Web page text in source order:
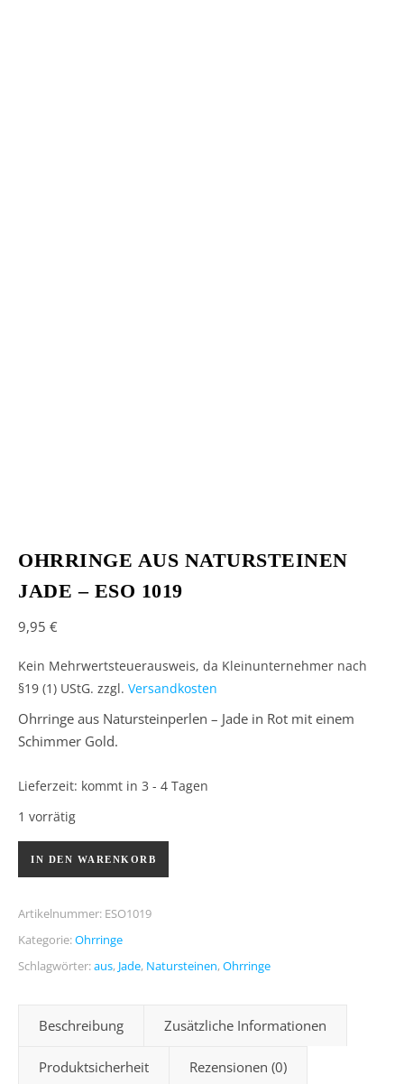
OHRRINGE AUS NATURSTEINEN
JADE – ESO 1019
9,95 €
Kein Mehrwertsteuerausweis, da Kleinunternehmer nach
§19 (1) UStG. zzgl. Versandkosten
Ohrringe aus Natursteinperlen – Jade in Rot mit einem
Schimmer Gold.
Lieferzeit: kommt in 3 - 4 Tagen
1 vorrätig
IN DEN WARENKORB
Artikelnummer: ESO1019
Kategorie:Ohrringe
Schlagwörter:aus, Jade, Natursteinen,Ohrringe
Beschreibung Zusätzliche Informationen
Produktsicherheit Rezensionen (0)